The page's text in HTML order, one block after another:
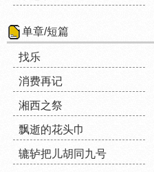
单章/短篇
找乐
消费再记
湘西之祭
飘逝的花头巾
辘轳把儿胡同九号